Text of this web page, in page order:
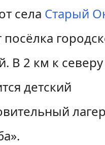
села Старый
посёлка
В 2 км к северу
детский